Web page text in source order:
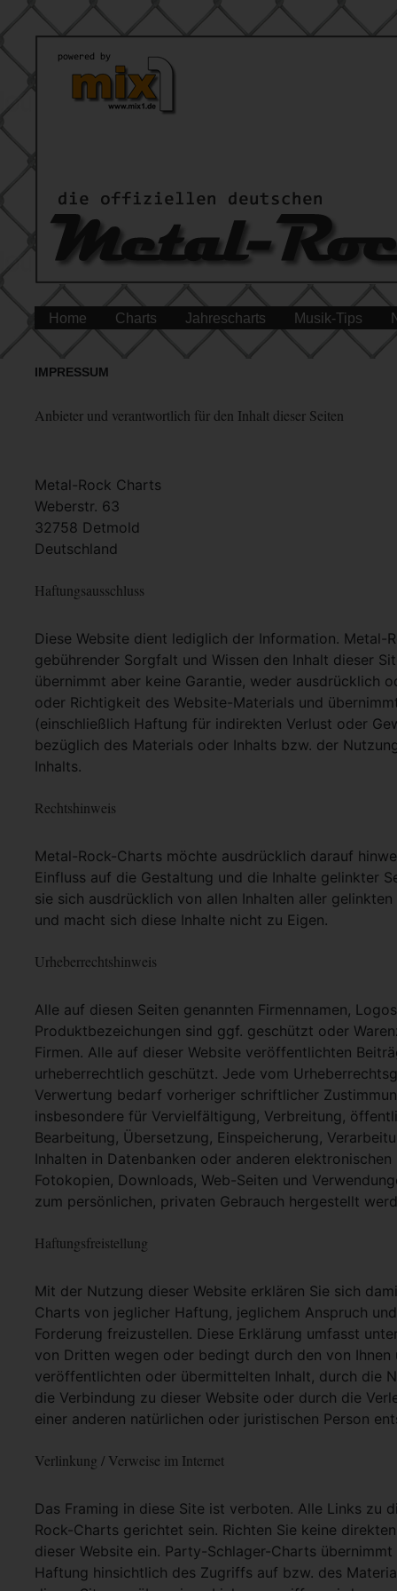
Home Charts Jahrescharts Musik-Tips
IMPRESSUM
Anbieter und verantwortlich für den Inhalt dieser Seiten
Metal-Rock Charts
Weberstr. 63
32758 Detmold
Deutschland
Haftungsausschluss
Diese Website dient lediglich der Information. Metal-
gebührender Sorgfalt und Wissen den Inhalt dieser
übernimmt aber keine Garantie, weder ausdrücklich
oder Richtigkeit des Website-Materials und
(einschließlich Haftung für indirekten Verlust oder
bezüglich des Materials oder Inhalts bzw. der
Inhalts.
Rechtshinweis
Metal-Rock-Charts möchte ausdrücklich darauf
Einfluss auf die Gestaltung und die Inhalte gelinkter
sie sich ausdrücklich von allen Inhalten aller
und macht sich diese Inhalte nicht zu Eigen.
Urheberrechtshinweis
Alle auf diesen Seiten genannten Firmennamen,
Produktbezeichungen sind ggf. geschützt oder
Firmen. Alle auf dieser Website veröffentlichten
urheberrechtlich geschützt. Jede vom
Verwertung bedarf vorheriger schriftlicher
insbesondere für Vervielfältigung, Verbreitung,
Bearbeitung, Übersetzung, Einspeicherung,
Inhalten in Datenbanken oder anderen
Fotokopien, Downloads, Web-Seiten und
zum persönlichen, privaten Gebrauch hergestellt
Haftungsfreistellung
Mit der Nutzung dieser Website erklären Sie sich
Charts von jeglicher Haftung, jeglichem Anspruch
Forderung freizustellen. Diese Erklärung umfasst
von Dritten wegen oder bedingt durch den von Ihnen
veröffentlichten oder übermittelten Inhalt, durch die
die Verbindung zu dieser Website oder durch die
einer anderen natürlichen oder juristischen Person
Verlinkung / Verweise im Internet
Das Framing in diese Site ist verboten. Alle Links zu
Rock-Charts gerichtet sein. Richten Sie keine
dieser Website ein. Party-Schlager-Charts
Haftung hinsichtlich des Zugriffs auf bzw. des